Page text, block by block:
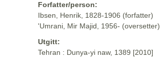
Forfatter/person:
Ibsen, Henrik, 1828-1906 (forfatter)
'Umrani, Mir Majid, 1956- (oversetter)
Utgitt:
Tehran : Dunya-yi naw, 1389 [2010]